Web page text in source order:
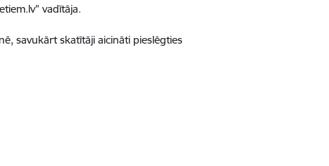
vadītāja.
savukārt skatītāji aicināti pieslēgties